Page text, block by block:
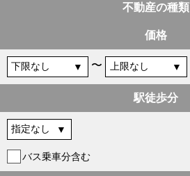
不動産の種類
価格
〜
駅徒歩分
バス乗車分含む